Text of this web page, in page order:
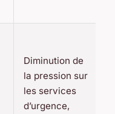
Diminution de
la pression sur
les services
d’urgence,